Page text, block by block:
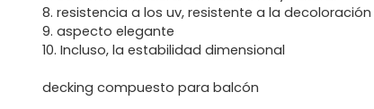
8. resistencia a los uv, resistente a la
9. aspecto elegante
10. Incluso, la estabilidad dimensional
decking compuesto para balcón